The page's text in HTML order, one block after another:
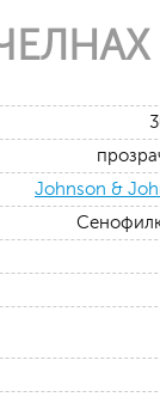
Johnson &